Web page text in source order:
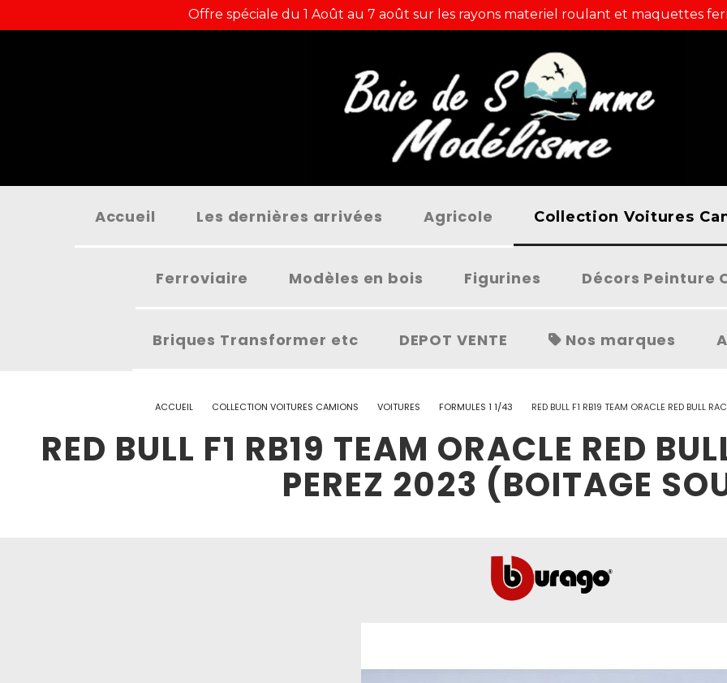
Offre spéciale du 1 Août au 7 août sur les rayons materiel roulant et maquettes
Accueil Les dernières arrivées Agricole Collection Voitures
Ferroviaire Modèles en bois Figurines Décors Peinture
Briques Transformer etc DEPOT VENTE Nos marques
ACCUEIL COLLECTION VOITURES CAMIONS VOITURES FORMULES 1 1/43 RED BULL F1 RB19 TEAM ORACLE RED BULL
RED BULL F1 RB19 TEAM ORACLE RED
PEREZ 2023 (BOITAGE